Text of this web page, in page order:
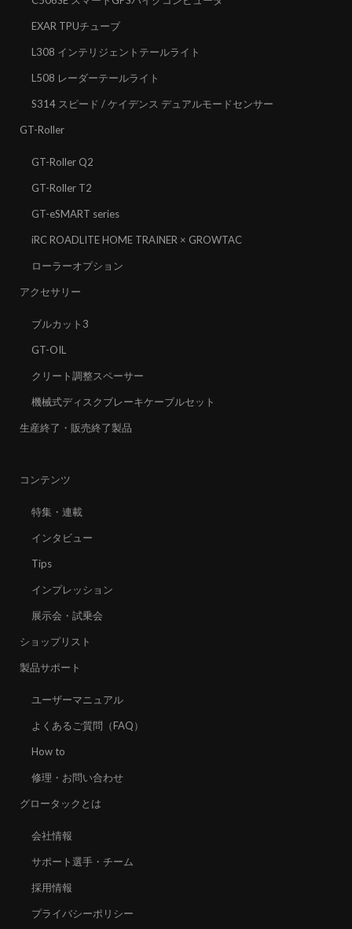
EXAR TPUチューブ
L308 インテリジェントテールライト
L508 レーダーテールライト
S314 スピード / ケイデンス デュアルモードセンサー
GT-Roller
GT-Roller Q2
GT-Roller T2
GT-eSMART series
iRC ROADLITE HOME TRAINER × GROWTAC
ローラーオプション
アクセサリー
ブルカット3
GT-OIL
クリート調整スペーサー
機械式ディスクブレーキケーブルセット
生産終了・販売終了製品
コンテンツ
特集・連載
インタビュー
Tips
インプレッション
展示会・試乗会
ショップリスト
製品サポート
ユーザーマニュアル
よくあるご質問（FAQ）
How to
修理・お問い合わせ
グロータックとは
会社情報
サポート選手・チーム
採用情報
プライバシーポリシー